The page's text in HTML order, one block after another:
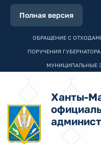
Полная версия
ОБРАЩЕНИЕ С
ПОРУЧЕНИЯ
МУНИЦИПАЛЬНЫЕ
Ханты-